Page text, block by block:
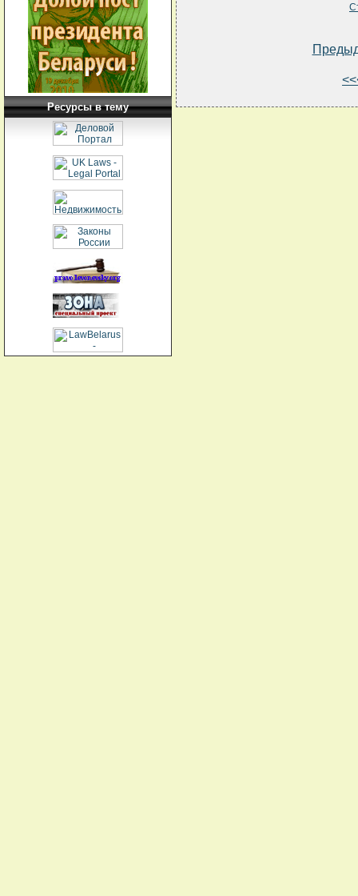
Ресурсы в тему